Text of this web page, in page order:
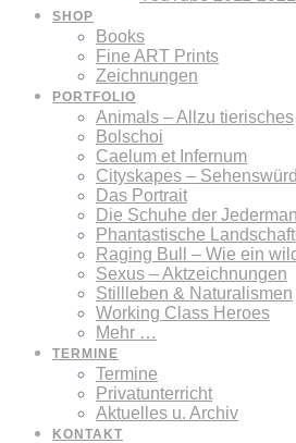
SHOP
Books
Fine ART Prints
Zeichnungen
PORTFOLIO
Animals – Allzu tierisches
Bolschoi
Caelum et Infernum
Cityskapes –
Das Portrait
Die Schuhe der
Phantastische
Raging Bull – Wie ein
Sexus – Aktzeichnungen
Stillleben & Naturalismen
Working Class Heroes
Mehr …
TERMINE
Termine
Privatunterricht
Aktuelles u. Archiv
KONTAKT